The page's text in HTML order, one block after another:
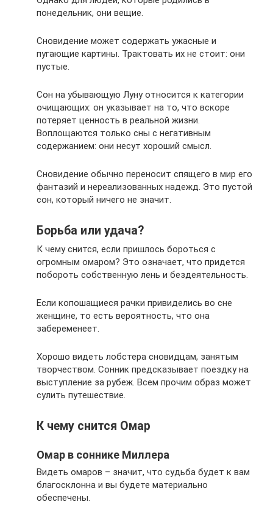
понедельник, они вещие.
Сновидение может содержать ужасные и
пугающие картины. Трактовать их не стоит: они
пустые.
Сон на убывающую Луну относится к категории
очищающих: он указывает на то, что вскоре
потеряет ценность в реальной жизни.
Воплощаются только сны с негативным
содержанием: они несут хороший смысл.
Сновидение обычно переносит спящего в мир его
фантазий и нереализованных надежд. Это пустой
сон, который ничего не значит.
Борьба или удача?
К чему снится, если пришлось бороться с
огромным омаром? Это означает, что придется
побороть собственную лень и бездеятельность.
Если копошащиеся рачки привиделись во сне
женщине, то есть вероятность, что она
забеременеет.
Хорошо видеть лобстера сновидцам, занятым
творчеством. Сонник предсказывает поездку на
выступление за рубеж. Всем прочим образ может
сулить путешествие.
К чему снится Омар
Омар в соннике Миллера
Видеть омаров – значит, что судьба будет к вам
благосклонна и вы будете материально
обеспечены.